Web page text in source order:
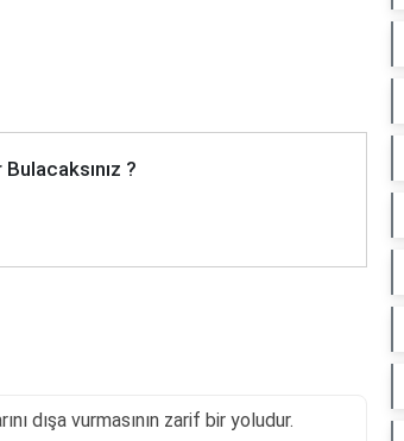
?
dışa vurmasının zarif bir yoludur.